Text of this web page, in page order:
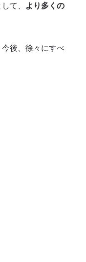
て、
より多くの
後、徐々にすべ